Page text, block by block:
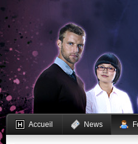
Accueil News